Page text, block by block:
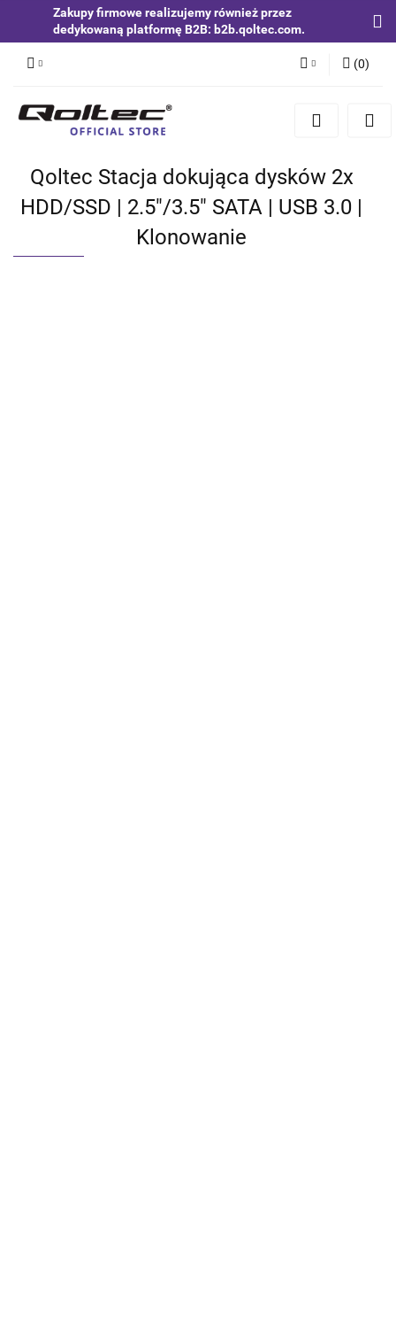
Zakupy firmowe realizujemy również przez
dedykowaną platformę B2B: b2b.qoltec.com.
Zaloguj się
Zgody cookies
(0)
Qoltec Stacja dokująca dysków 2x
HDD/SSD | 2.5"/3.5" SATA | USB 3.0 |
Klonowanie